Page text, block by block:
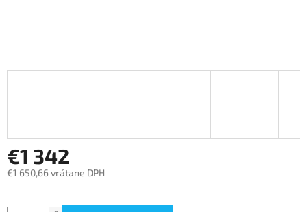
€1 342
€1 650,66 vrátane DPH
cena: